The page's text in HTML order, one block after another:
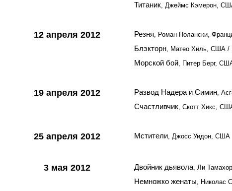
Титаник, Джеймс Кэмерон,
12 апреля 2012 Резня, Роман Полански,
Блэкторн, Матео Хиль, США /
Морской бой, Питер Берг,
19 апреля 2012 Развод Надера и Симин,
Счастливчик, Скотт Хикс,
25 апреля 2012 Мстители, Джосс Уидон, США
3 мая 2012 Двойник дьявола, Ли
Немножко женаты, Николас